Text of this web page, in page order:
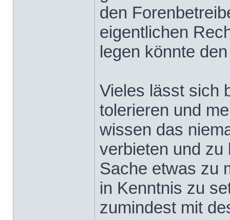
den
eigentlichen
legen könnte
Vieles lässt sich
tolerieren und
wissen das
verbieten und zu
Sache etwas zu
in Kenntnis zu
zumindest mit